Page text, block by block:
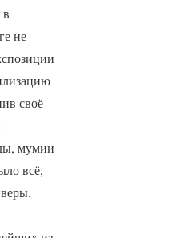
не
своё
мумии
всё,